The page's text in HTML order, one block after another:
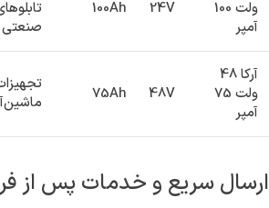
ساعت)
آرکا 12 ولت
200 آمپر
برق
آرکا 24
آمپر
صنعتی